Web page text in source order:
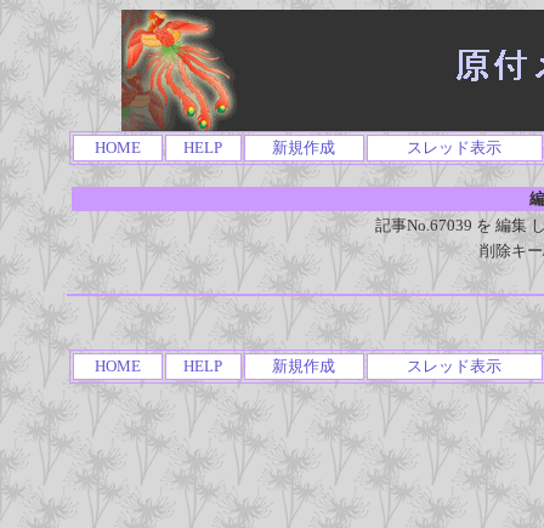
HOME HELP 新規作成 スレッド表示
記事No.67039 を 編集
削除キ
HOME HELP 新規作成 スレッド表示